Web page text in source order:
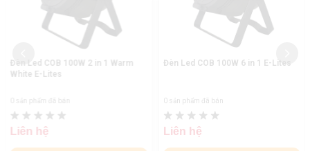
Đèn Led COB 100W 2 in 1 Warm
White E-Lites
0 sản phẩm đã bán
Liên hệ
Đèn Led COB 100W 6 in 1 E-Lites
0 sản phẩm đã bán
Liên hệ